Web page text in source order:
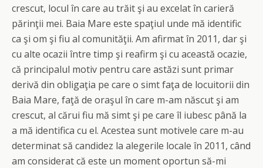
crescut, locul în care au trăit şi au excelat în carieră
părinţii mei. Baia Mare este spaţiul unde mă identific
ca şi om şi fiu al comunităţii. Am afirmat în 2011, dar şi
cu alte ocazii între timp şi reafirm şi cu această ocazie,
că principalul motiv pentru care astăzi sunt primar
derivă din obligaţia pe care o simt faţa de locuitorii din
Baia Mare, faţă de oraşul în care m-am născut şi am
crescut, al cărui fiu mă simt şi pe care îl iubesc până la
a mă identifica cu el. Acestea sunt motivele care m-au
determinat să candidez la alegerile locale în 2011, când
am considerat că este un moment oportun să-mi